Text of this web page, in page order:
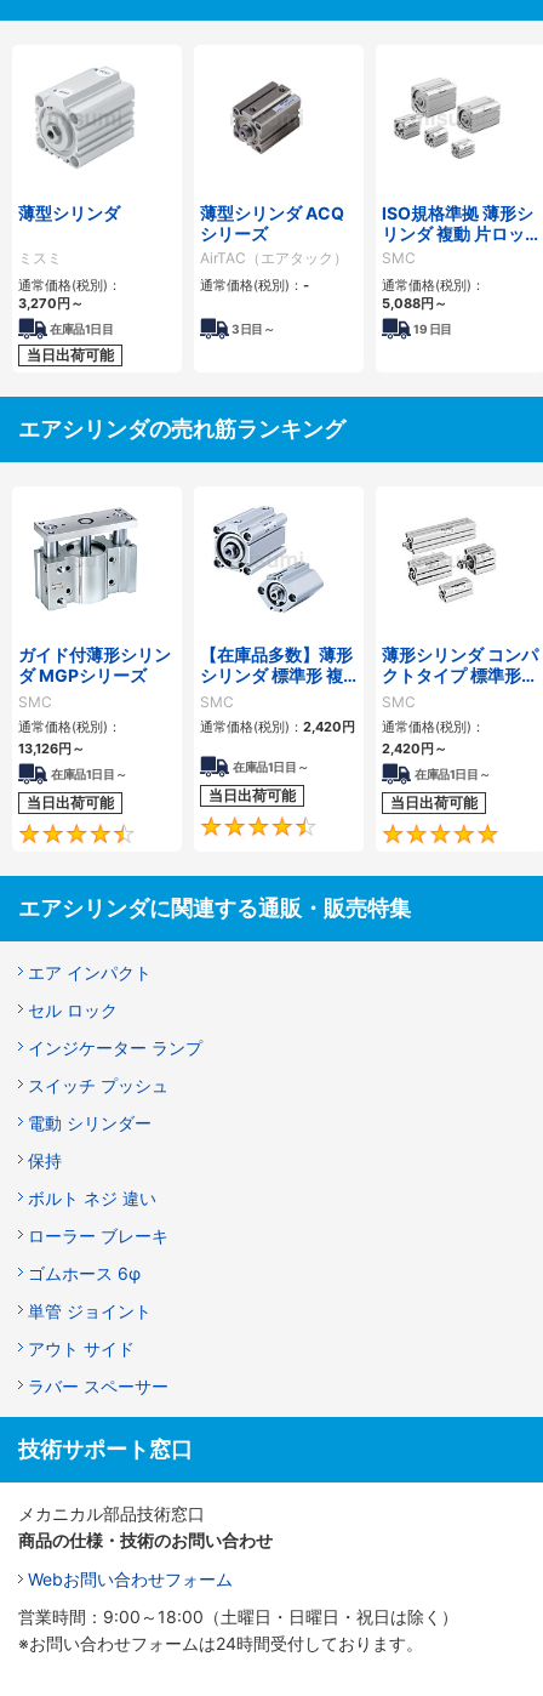
薄型シリンダ
ミスミ
通常価格(税別)：
3,270 円 ～
在庫品1日目
当日出荷可能
薄型シリンダ ACQ
シリーズ
AirTAC（エアタック）
通常価格(税別)： -
3日目～
ISO規格準拠 薄形シ
リンダ 複動 片ロッ
ド C55シリーズ
SMC
通常価格(税別)：
5,088円 ～
19 日目
エアシリンダの売れ筋ランキング
ガイド付薄形シリン
ダ MGPシリーズ
SMC
通常価格(税別)：
13,126円 ～
在庫品1日目～
当日出荷可能
4.6
【在庫品多数】薄形
シリンダ 標準形 複
動・片ロッド CQ2
シリーズ
SMC
通常価格(税別)： 2,420 円
在庫品1日目～
当日出荷可能
4.5
薄形シリンダ コンパ
クトタイプ 標準形
複動 片ロッド CQS
シリーズ
SMC
通常価格(税別)：
2,420 円 ～
在庫品1日目～
当日出荷可能
エアシリンダに関連する通販・販売特集
エア インパクト
セル ロック
インジケーター ランプ
スイッチ プッシュ
電動 シリンダー
保持
ボルト ネジ 違い
ローラー ブレーキ
ゴムホース 6φ
単管 ジョイント
アウト サイド
ラバー スペーサー
技術サポート窓口
メカニカル部品技術窓口
商品の仕様・技術のお問い合わせ
Webお問い合わせフォーム
営業時間：9:00～18:00（土曜日・日曜日・祝日は除く）
※お問い合わせフォームは24時間受付しております。